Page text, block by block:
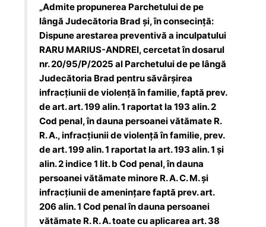
„Admite propunerea Parchetului de pe
lângă Judecătoria Brad şi, în consecinţă:
Dispune arestarea preventivă a inculpatului
RARU MARIUS-ANDREI, cercetat în dosarul
nr. 20/95/P/2025 al Parchetului de pe lângă
Judecătoria Brad pentru săvârşirea
infracţiunii de violență în familie, faptă prev.
de art. art. 199 alin. 1 raportat la 193 alin. 2
Cod penal, în dauna persoanei vătămate R.
R. A., infracţiunii de violenţă în familie, prev.
de art. 199 alin. 1 raportat la art. 193 alin. 1 şi
alin. 2 indice 1 lit. b Cod penal, în dauna
persoanei vătămate minore R. A. C. M. şi
infracţiunii de ameninţare faptă prev. art.
206 alin. 1 Cod penal în dauna persoanei
vătămate R. R. A. toate cu aplicarea art. 38